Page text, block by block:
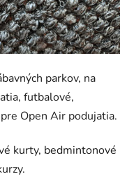
parkov, na
futbalové,
Open Air podujatia.
kurty, bedmintonové